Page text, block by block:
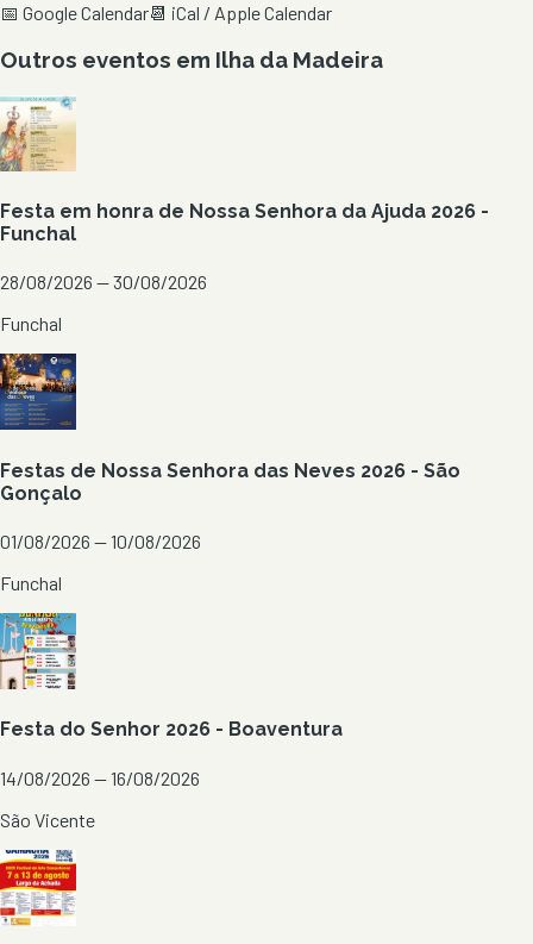
📅 Google Calendar📆 iCal / Apple Calendar
Outros eventos em Ilha da Madeira
Festa em honra de Nossa Senhora da Ajuda 2026 -
Funchal
28/08/2026 — 30/08/2026
Funchal
Festas de Nossa Senhora das Neves 2026 - São
Gonçalo
01/08/2026 — 10/08/2026
Funchal
Festa do Senhor 2026 - Boaventura
14/08/2026 — 16/08/2026
São Vicente